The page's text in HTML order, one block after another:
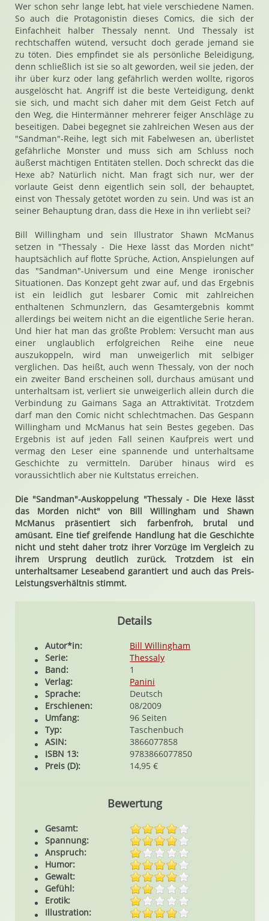
Wer schon sehr lange lebt, hat viele verschiedene Namen.
So auch die Protagonistin dieses Comics, die sich der
Einfachheit halber Thessaly nennt. Und Thessaly ist
rechtschaffen wütend, versucht doch gerade jemand sie
zu töten. Dies empfindet sie als persönliche Beleidigung,
denn schließlich ist sie so alt geworden, weil sie jeden, der
ihr über kurz oder lang gefährlich werden wollte, rigoros
ausgelöscht hat. Angriff ist die beste Verteidigung, denkt
sie sich, und macht sich daher mit dem Geist Fetch auf
den Weg, die Hintermänner mehrerer feiger Anschläge zu
beseitigen. Dabei begegnet sie zahlreichen Wesen aus der
"Sandman"-Reihe, legt sich mit Fabelwesen an, überlistet
gefährliche Monster und muss sich am Schluss noch
äußerst mächtigen Entitäten stellen. Doch schreckt das die
Hexe ab? Natürlich nicht. Man fragt sich nur, wer der
vorlaute Geist denn eigentlich sein soll, der behauptet,
einst von Thessaly getötet worden zu sein. Und was ist an
seiner Behauptung dran, dass die Hexe in ihn verliebt sei?
Bill Willingham und sein Illustrator Shawn McManus
setzen in "Thessaly - Die Hexe lässt das Morden nicht"
hauptsächlich auf flotte Sprüche, Action, Anspielungen auf
das "Sandman"-Universum und eine Menge ironischer
Situationen. Das Konzept geht zwar auf, und das Ergebnis
ist ein leidlich gut lesbarer Comic mit zahlreichen
enthaltenen Schmunzlern, das Gesamtergebnis kommt
allerdings bei weitem nicht an die eigentliche Serie heran.
Und hier hat man das größte Problem: Versucht man aus
einer unglaublich erfolgreichen Reihe eine neue
auszukoppeln, wird man unweigerlich mit selbiger
verglichen. Das heißt, auch wenn Thessaly, von der noch
ein zweiter Band erscheinen soll, durchaus amüsant und
unterhaltsam ist, verliert sie unweigerlich allein durch die
Verbindung zu Gaimans Saga an Attraktivität. Trotzdem
darf man den Comic nicht schlechtmachen. Das Gespann
Willingham und McManus hat sein Bestes gegeben. Das
Ergebnis ist auf jeden Fall seinen Kaufpreis wert und
vermag den Leser eine spannende und unterhaltsame
Geschichte zu vermitteln. Darüber hinaus wird es
voraussichtlich aber nie Kultstatus erreichen.
Die "Sandman"-Auskoppelung "Thessaly - Die Hexe lässt
das Morden nicht" von Bill Willingham und Shawn
McManus präsentiert sich farbenfroh, brutal und
amüsant. Eine tief greifende Handlung hat die Geschichte
nicht und steht daher trotz ihrer Vorzüge im Vergleich zu
ihrem Ursprung deutlich zurück. Trotzdem ist ein
unterhaltsamer Leseabend garantiert und auch das Preis-
Leistungsverhältnis stimmt.
Details
Autor*in:
Bill Willingham
Serie:
Thessaly
Band:
1
Verlag:
Panini
Sprache:
Deutsch
Erschienen:
08/2009
Umfang:
96 Seiten
Typ:
Taschenbuch
ASIN:
3866077858
ISBN 13:
9783866077850
Preis (D):
14,95 €
Bewertung
Gesamt:
Spannung:
Anspruch:
Humor:
Gewalt:
Gefühl:
Erotik:
Illustration: